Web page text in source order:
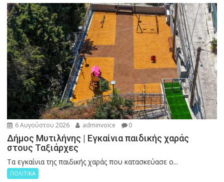
6 Αυγούστου 2026 adminvoice 0
Δήμος Μυτιλήνης | Εγκαίνια παιδικής χαράς
στους Ταξιάρχες
Tα εγκαίνια της παιδικής χαράς που κατασκεύασε ο...
ΠΟΛΙΤΙΚΑ